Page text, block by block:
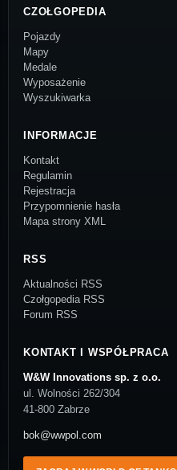
CZOŁGOPEDIA
Pojazdy
Mapy
Medale
Wyposażenie
Wyszukiwarka
INFORMACJE
Kontakt
Regulamin
Rejestracja
Przypomnienie hasła
Mapa strony XML
RSS
Aktualności RSS
Czołgopedia RSS
Forum RSS
KONTAKT I WSPÓŁPRACA
W&W Innovations sp. z o.o.
ul. Wolności 262/304
41-800 Zabrze
bok@wwpol.com